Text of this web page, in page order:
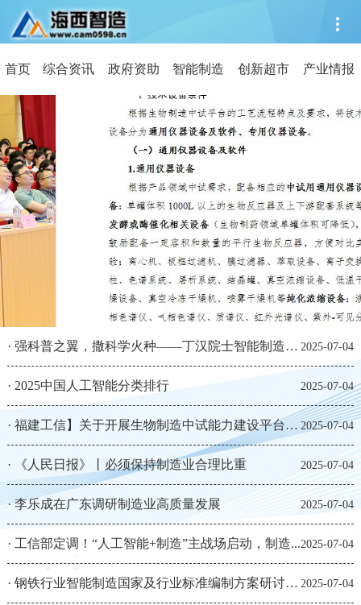
首页 综合资讯 政府资助 智能制造 创新超市 产业情报
2025-07-04
· 强科普之翼，撒科学火种——丁汉院士智能制造科...
2025-07-04
· 2025中国人工智能分类排行
2025-07-04
· 福建工信】关于开展生物制造中试能力建设平台培...
2025-07-04
· 《人民日报》丨必须保持制造业合理比重
2025-07-04
·李乐成在广东调研制造业高质量发展
2025-07-04
· 工信部定调！“人工智能+制造”主战场启动，制造...
2025-07-04
· 钢铁行业智能制造国家及行业标准编制方案研讨会...